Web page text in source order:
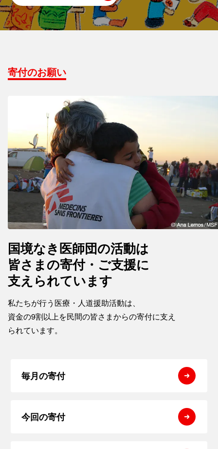
寄付のお願い
国境なき医師団の活動は
皆さまの寄付・ご支援に
支えられています
私たちが行う医療・人道援助活動は、
資金の9割以上を民間の皆さまからの寄付に支え
られています。
毎月の寄付
今回の寄付